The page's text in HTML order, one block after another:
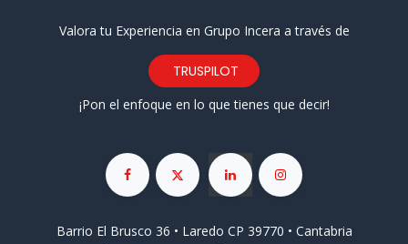
Valora tu Experiencia en Grupo Incera a través de
TRUSPILOT
¡Pon el enfoque en lo que tienes que decir!
Barrio El Brusco 36 • Laredo CP 39770 • Cantabria